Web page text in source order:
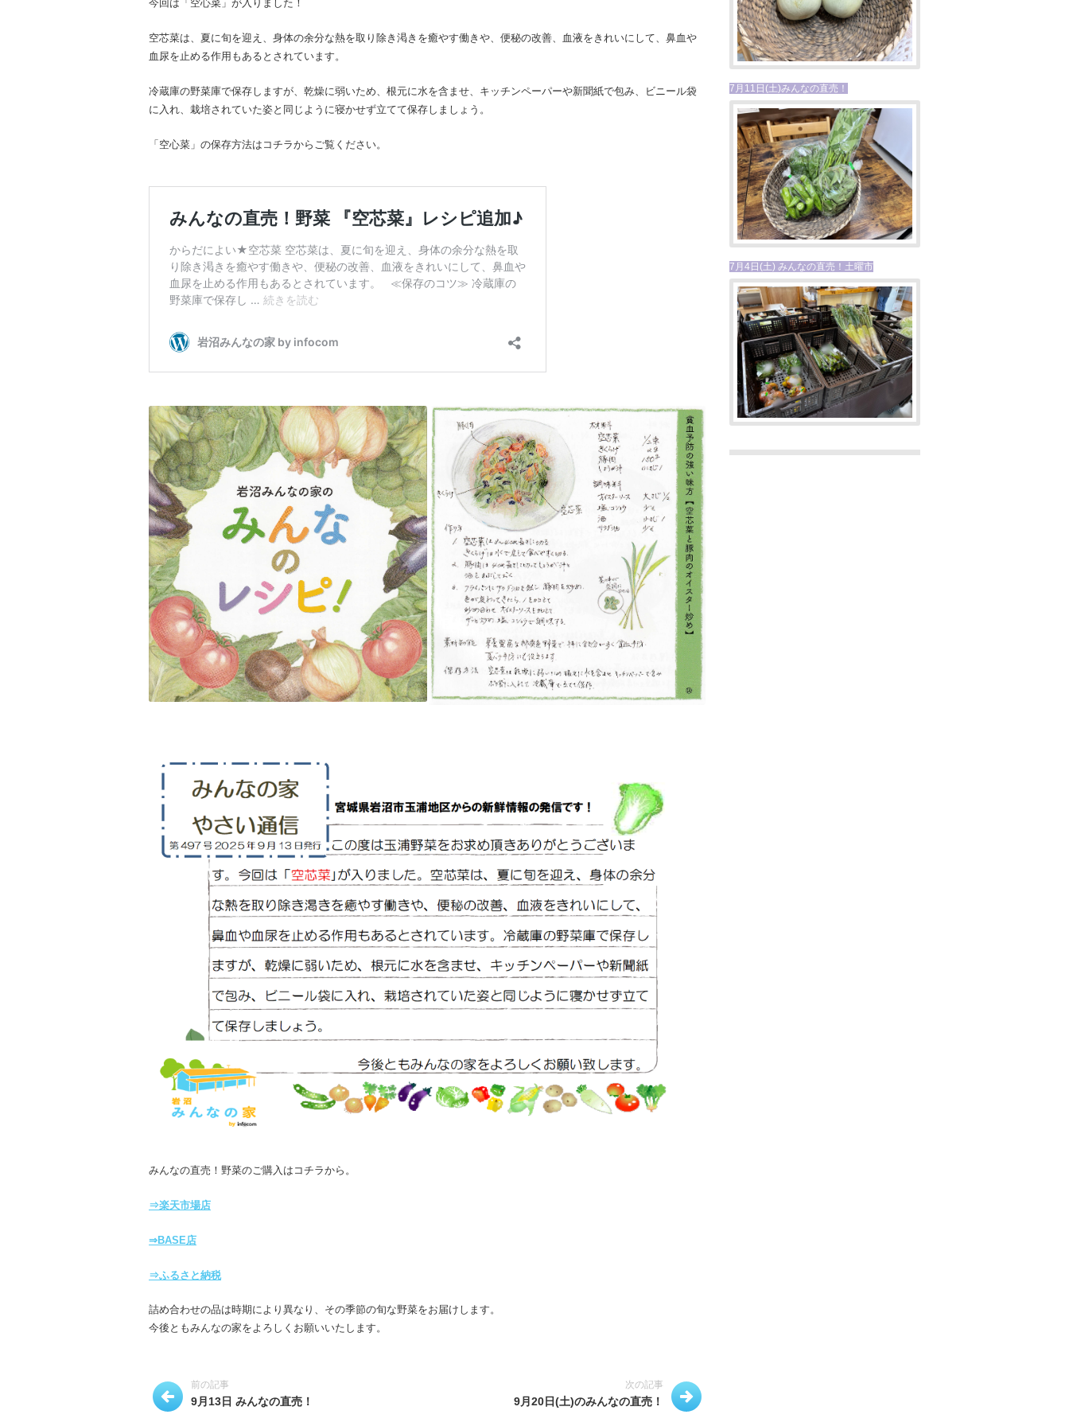
今回は「空心菜」が入りました！
空芯菜は、夏に旬を迎え、身体の余分な熱を取り除き渇きを癒やす働きや、便秘の改善、血液をきれいにして、鼻血や
血尿を止める作用もあるとされています。
冷蔵庫の野菜庫で保存しますが、乾燥に弱いため、根元に水を含ませ、キッチンペーパーや新聞紙で包み、ビニール袋
に入れ、栽培されていた姿と同じように寝かせず立てて保存しましょう。
「空心菜」の保存方法はコチラからご覧ください。
みんなの直売！野菜のご購入はコチラから。
⇒楽天市場店
⇒BASE店
⇒ふるさと納税
詰め合わせの品は時期により異なり、その季節の旬な野菜をお届けします。
今後ともみんなの家をよろしくお願いいたします。
前の記事
9月13日 みんなの直売！
次の記事
9月20日(土)のみんなの直売！
7月11日(土)みんなの直売！
7月4日(土) みんなの直売！土曜市